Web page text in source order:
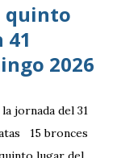
quinto
2026
jornada del 31
15 bronces